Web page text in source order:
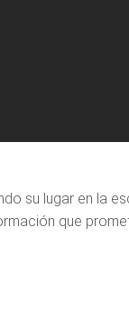
su lugar en la
que